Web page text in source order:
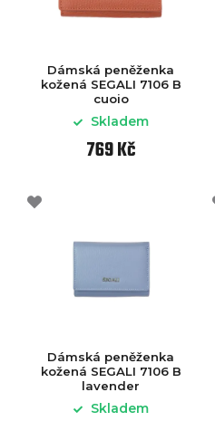
Dámská peněženka
kožená SEGALI 7106 B
cuoio
Skladem
769 Kč
Dámská peněženka
kožená SEGALI 7106 B
lavender
Skladem